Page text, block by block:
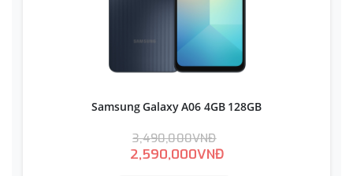
Samsung Galaxy A06 4GB 128GB
3,490,000VNĐ
2,590,000VNĐ